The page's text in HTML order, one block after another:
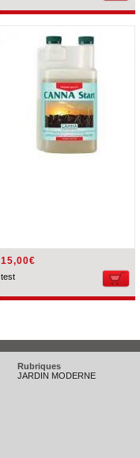
15,00€
test
Rubriques
JARDIN MODERNE